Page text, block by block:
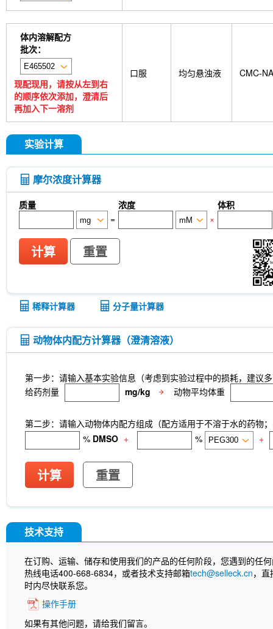
体内溶解配方
批次：
现配现用，请按从左到右
的顺序依次添加，澄清后
再加入下一溶剂
口服 均匀悬浊液 CMC-NA
实验计算
摩尔浓度计算器
质量 浓度
体积
=
×
计算 重置
稀释计算器 分子量计算器
动物体内配方计算器（澄清溶液）
第一步：请输入基本实验信息（考虑到实验过程中的损耗，建议
给药剂量
mg/kg 动物平均体重
第二步：请输入动物体内配方组成（配方适用于不溶于水的药物
% DMSO + % +
计算 重置
技术支持
在订购、运输、储存和使用我们的产品的任何阶段，您遇到的任
热线电话400-668-6834，或者技术支持邮箱tech@selleck.cn，
时内尽快联系您。
操作手册
如果有其他问题，请给我们留言。